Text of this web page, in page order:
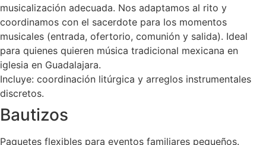
musicalización adecuada. Nos adaptamos al rito y
coordinamos con el sacerdote para los momentos
musicales (entrada, ofertorio, comunión y salida). Ideal
para quienes quieren música tradicional mexicana en
iglesia en Guadalajara.
Incluye: coordinación litúrgica y arreglos instrumentales
discretos.
Bautizos
Paquetes flexibles para eventos familiares pequeños.